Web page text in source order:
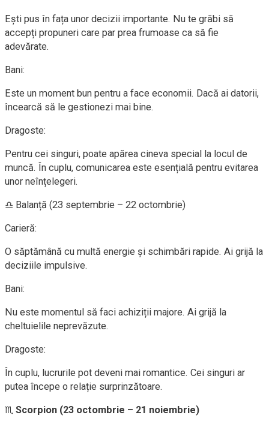
Ești pus în fața unor decizii importante. Nu te grăbi să
accepți propuneri care par prea frumoase ca să fie
adevărate.
Bani:
Este un moment bun pentru a face economii. Dacă ai datorii,
încearcă să le gestionezi mai bine.
Dragoste:
Pentru cei singuri, poate apărea cineva special la locul de
muncă. În cuplu, comunicarea este esențială pentru evitarea
unor neînțelegeri.
♎ Balanță (23 septembrie – 22 octombrie)
Carieră:
O săptămână cu multă energie și schimbări rapide. Ai grijă la
deciziile impulsive.
Bani:
Nu este momentul să faci achiziții majore. Ai grijă la
cheltuielile neprevăzute.
Dragoste:
În cuplu, lucrurile pot deveni mai romantice. Cei singuri ar
putea începe o relație surprinzătoare.
♏ Scorpion (23 octombrie – 21 noiembrie)